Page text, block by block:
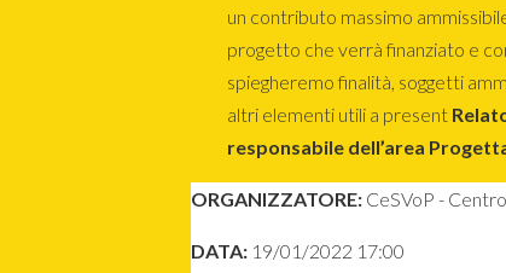
un contributo massimo
progetto che verrà finanziato e
spiegheremo finalità, soggetti
altri elementi utili a present
responsabile dell’area
ORGANIZZATORE: CeSVoP -
DATA: 19/01/2022 17:00